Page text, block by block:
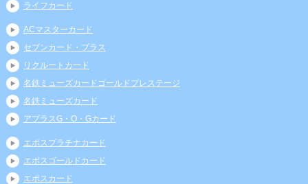
ライフカード
ACマスターカード
セブンカード・プラス
リクルートカード
名鉄ミューズカードゴールドプレステージ
名鉄ミューズカード
アプラスG・O・Gカード
エポスプラチナカード
エポスゴールドカード
エポスカード